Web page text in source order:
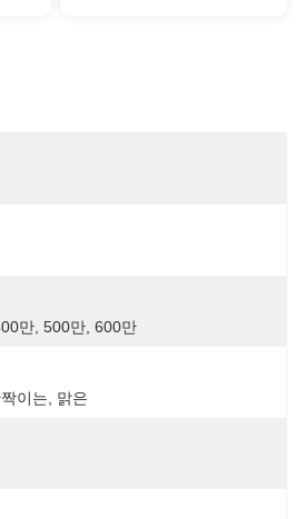
만, 500만, 600만
이는, 맑은